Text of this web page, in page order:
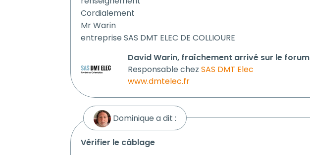
Cordialement
Mr Warin
entreprise SAS DMT ELEC DE COLLIOURE
David Warin, fraîchement arrivé sur le forum
Responsable chezSAS DMT Elec
www.dmtelec.fr
Dominique a dit :
vérifier le câblage